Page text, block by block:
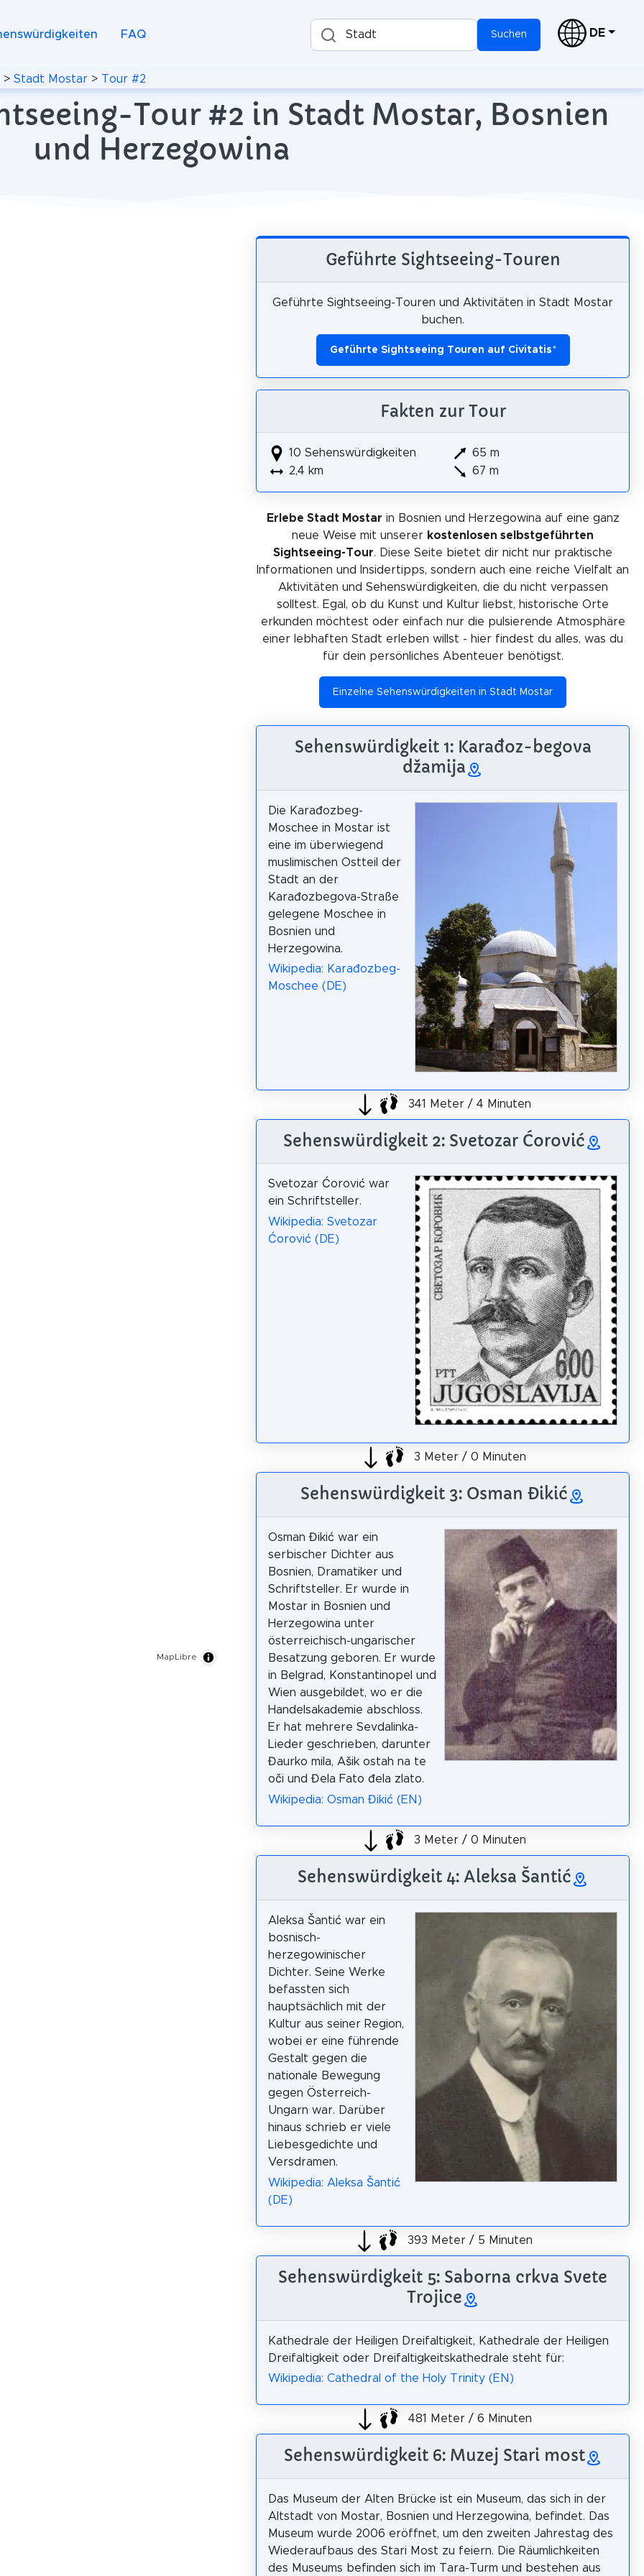
FAQ Stadt Suchen DE
> Stadt Mostar > Tour #2
Tour #2 in Stadt Mostar, Bosnien
und Herzegowina
MapLibre
Geführte Sightseeing-Touren
Geführte Sightseeing-Touren und Aktivitäten in Stadt Mostar
buchen.
Geführte Sightseeing Touren auf Civitatis*
Fakten zur Tour
10 Sehenswürdigkeiten
2,4 km
65 m
67 m
Erlebe Stadt Mostar in Bosnien und Herzegowina auf eine ganz
neue Weise mit unserer kostenlosen selbstgeführten
Sightseeing-Tour. Diese Seite bietet dir nicht nur praktische
Informationen und Insidertipps, sondern auch eine reiche Vielfalt an
Aktivitäten und Sehenswürdigkeiten, die du nicht verpassen
solltest. Egal, ob du Kunst und Kultur liebst, historische Orte
erkunden möchtest oder einfach nur die pulsierende Atmosphäre
einer lebhaften Stadt erleben willst - hier findest du alles, was du
für dein persönliches Abenteuer benötigst.
Einzelne Sehenswürdigkeiten in Stadt Mostar
Sehenswürdigkeit 1: Karađoz-begova
džamija
Die Karađozbeg-
Moschee in Mostar ist
eine im überwiegend
muslimischen Ostteil der
Stadt an der
Karađozbegova-Straße
gelegene Moschee in
Bosnien und
Herzegowina.
Wikipedia: Karađozbeg-
Moschee (DE)
341 Meter / 4 Minuten
Sehenswürdigkeit 2: Svetozar Ćorović
Svetozar Ćorović war
ein Schriftsteller.
Wikipedia: Svetozar
Ćorović (DE)
3 Meter / 0 Minuten
Sehenswürdigkeit 3: Osman Đikić
Osman Đikić war ein
serbischer Dichter aus
Bosnien, Dramatiker und
Schriftsteller. Er wurde in
Mostar in Bosnien und
Herzegowina unter
österreichisch-ungarischer
Besatzung geboren. Er wurde
in Belgrad, Konstantinopel und
Wien ausgebildet, wo er die
Handelsakademie abschloss.
Er hat mehrere Sevdalinka-
Lieder geschrieben, darunter
Đaurko mila, Ašik ostah na te
oči und Đela Fato đela zlato.
Wikipedia: Osman Đikić (EN)
3 Meter / 0 Minuten
Sehenswürdigkeit 4: Aleksa Šantić
Aleksa Šantić war ein
bosnisch-
herzegowinischer
Dichter. Seine Werke
befassten sich
hauptsächlich mit der
Kultur aus seiner Region,
wobei er eine führende
Gestalt gegen die
nationale Bewegung
gegen Österreich-
Ungarn war. Darüber
hinaus schrieb er viele
Liebesgedichte und
Versdramen.
Wikipedia: Aleksa Šantić
(DE)
393 Meter / 5 Minuten
Sehenswürdigkeit 5: Saborna crkva Svete
Trojice
Kathedrale der Heiligen Dreifaltigkeit, Kathedrale der Heiligen
Dreifaltigkeit oder Dreifaltigkeitskathedrale steht für:
Wikipedia: Cathedral of the Holy Trinity (EN)
481 Meter / 6 Minuten
Sehenswürdigkeit 6: Muzej Stari most
Das Museum der Alten Brücke ist ein Museum, das sich in der
Altstadt von Mostar, Bosnien und Herzegowina, befindet. Das
Museum wurde 2006 eröffnet, um den zweiten Jahrestag des
Wiederaufbaus des Stari Most zu feiern. Die Räumlichkeiten
des Museums befinden sich im Tara-Turm und bestehen aus